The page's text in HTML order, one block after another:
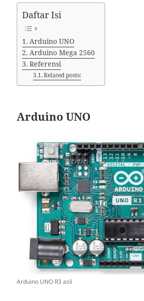
Daftar Isi
Arduino UNO
Arduino Mega 2560
Referensi
Related posts:
Arduino UNO
Arduino UNO R3 asli